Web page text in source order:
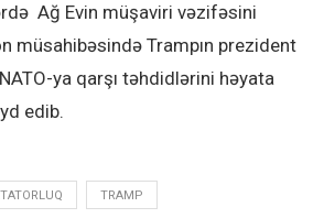
Ağ Evin müşaviri vəzifəsini
müsahibəsində Trampın prezident
ya qarşı təhdidlərini həyata
edib.
TRAMP